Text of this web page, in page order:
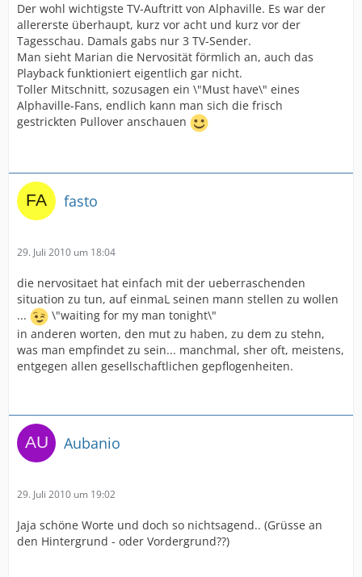
Der wohl wichtigste TV-Auftritt von Alphaville. Es war der
allererste überhaupt, kurz vor acht und kurz vor der
Tagesschau. Damals gabs nur 3 TV-Sender.
Man sieht Marian die Nervosität förmlich an, auch das
Playback funktioniert eigentlich gar nicht.
Toller Mitschnitt, sozusagen ein \"Must have\" eines
Alphaville-Fans, endlich kann man sich die frisch
gestrickten Pullover anschauen
fasto
29. Juli 2010 um 18:04
die nervositaet hat einfach mit der ueberraschenden
situation zu tun, auf einmaL seinen mann stellen zu wollen
...
\"waiting for my man tonight\"
in anderen worten, den mut zu haben, zu dem zu stehn,
was man empfindet zu sein... manchmal, sher oft, meistens,
entgegen allen gesellschaftlichen gepflogenheiten.
Aubanio
29. Juli 2010 um 19:02
Jaja schöne Worte und doch so nichtsagend.. (Grüsse an
den Hintergrund - oder Vordergrund??)